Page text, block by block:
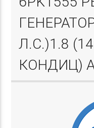
Л.С.)1.8
КОНДИЦ)